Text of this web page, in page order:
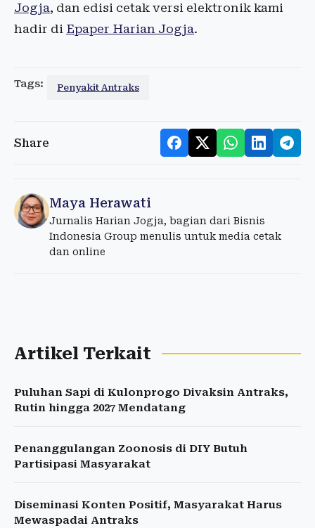
Jogja, dan edisi cetak versi elektronik kami
hadir di Epaper Harian Jogja.
Tags: Penyakit Antraks
Share
Maya Herawati
Jurnalis Harian Jogja, bagian dari Bisnis
Indonesia Group menulis untuk media cetak
dan online
Artikel Terkait
Puluhan Sapi di Kulonprogo Divaksin Antraks,
Rutin hingga 2027 Mendatang
Penanggulangan Zoonosis di DIY Butuh
Partisipasi Masyarakat
Diseminasi Konten Positif, Masyarakat Harus
Mewaspadai Antraks